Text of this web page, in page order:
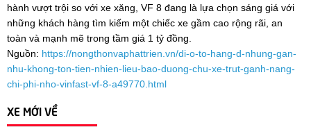
hành vượt trội so với xe xăng, VF 8 đang là lựa chọn sáng giá với
những khách hàng tìm kiếm một chiếc xe gầm cao rộng rãi, an
toàn và mạnh mẽ trong tầm giá 1 tỷ đồng.
Nguồn: https://nongthonvaphattrien.vn/di-o-to-hang-d-nhung-gan-
nhu-khong-ton-tien-nhien-lieu-bao-duong-chu-xe-trut-ganh-nang-
chi-phi-nho-vinfast-vf-8-a49770.html
XE MỚI VỀ